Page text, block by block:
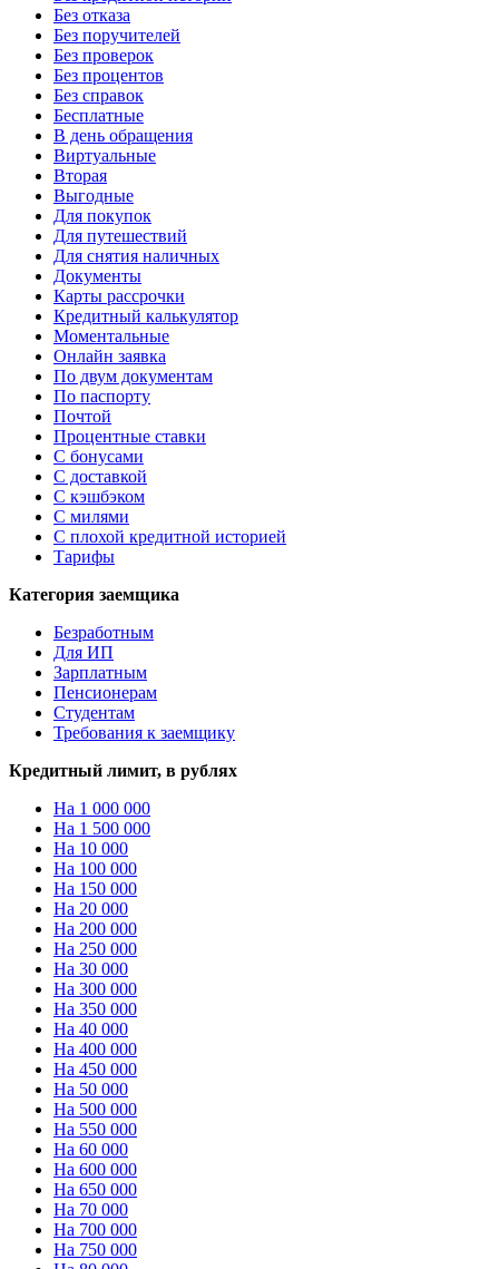
Без отказа
Без поручителей
Без проверок
Без процентов
Без справок
Бесплатные
В день обращения
Виртуальные
Вторая
Выгодные
Для покупок
Для путешествий
Для снятия наличных
Документы
Карты рассрочки
Кредитный калькулятор
Моментальные
Онлайн заявка
По двум документам
По паспорту
Почтой
Процентные ставки
С бонусами
С доставкой
С кэшбэком
С милями
С плохой кредитной историей
Тарифы
Категория заемщика
Безработным
Для ИП
Зарплатным
Пенсионерам
Студентам
Требования к заемщику
Кредитный лимит, в рублях
На 1 000 000
На 1 500 000
На 10 000
На 100 000
На 150 000
На 20 000
На 200 000
На 250 000
На 30 000
На 300 000
На 350 000
На 40 000
На 400 000
На 450 000
На 50 000
На 500 000
На 550 000
На 60 000
На 600 000
На 650 000
На 70 000
На 700 000
На 750 000